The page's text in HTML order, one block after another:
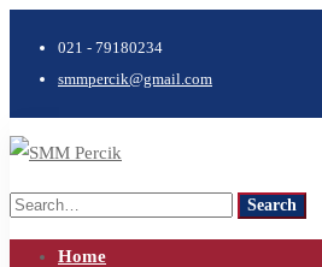
021 - 79180234
smmpercik@gmail.com
Search
for:
Search
Home